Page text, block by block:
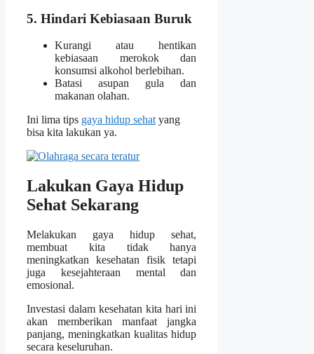
5. Hindari Kebiasaan Buruk
Kurangi atau hentikan
kebiasaan merokok dan
konsumsi alkohol berlebihan.
Batasi asupan gula dan
makanan olahan.
Ini lima tips gaya hidup sehatyang
bisa kita lakukan ya.
Lakukan Gaya Hidup
Sehat Sekarang
Melakukan gaya hidup sehat,
membuat kita tidak hanya
meningkatkan kesehatan fisik tetapi
juga kesejahteraan mental dan
emosional.
Investasi dalam kesehatan kita hari ini
akan memberikan manfaat jangka
panjang, meningkatkan kualitas hidup
secara keseluruhan.